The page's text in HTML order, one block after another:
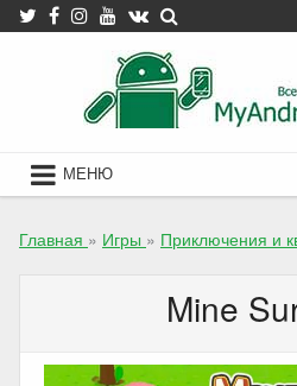
Skip
to
МЕНЮ
Главная » Игры » Приключения и
Mine